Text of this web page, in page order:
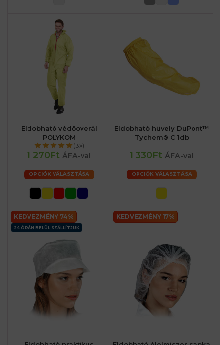
Eldobható védőoverál
POLYKOM
(3x)
1 270Ft ÁFA-val
OPCIÓK VÁLASZTÁSA
Eldobható hüvely DuPont™
Tychem® C 1db
1 330Ft ÁFA-val
OPCIÓK VÁLASZTÁSA
KEDVEZMÉNY 74%
24 ÓRÁN BELÜL SZÁLLÍTJUK
KEDVEZMÉNY 17%